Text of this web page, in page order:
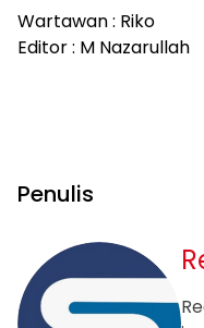
Wartawan : Riko
Editor : M Nazarullah
Penulis